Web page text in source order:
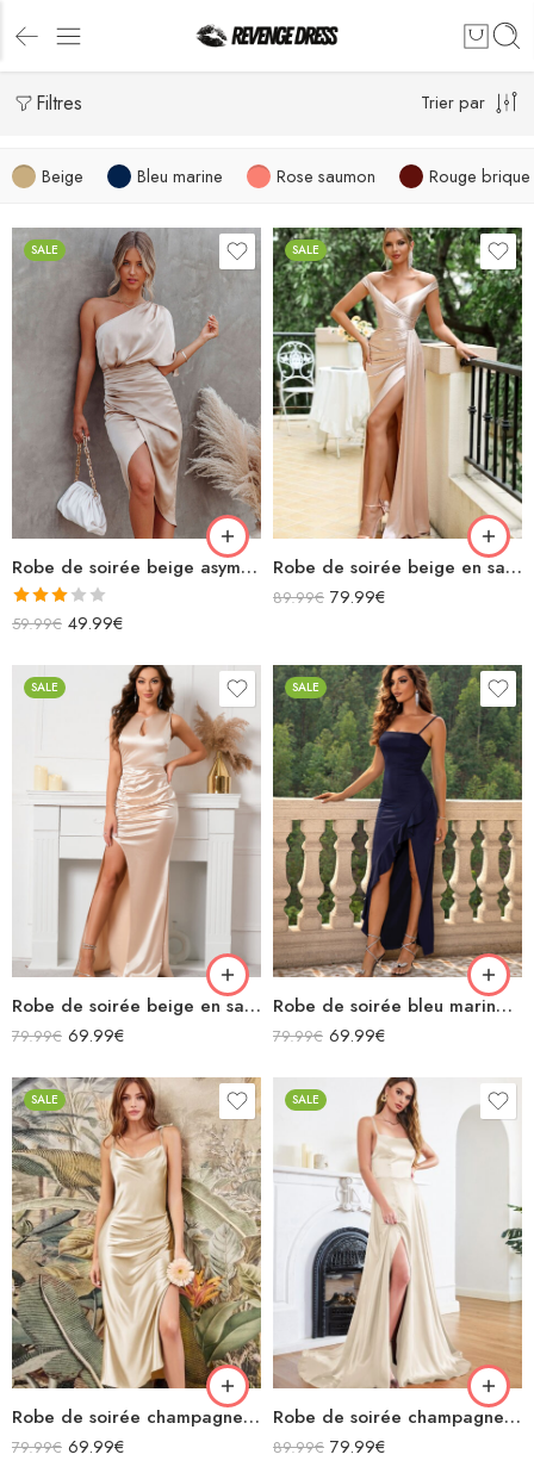
Filtres Trier par
Beige Bleu marine Rose saumon Rouge brique
SALE
Robe de soirée beige asymétrique en satin
Note
sur 5
59.99€ 49.99€
SALE
Robe de soirée beige en satin longue épaules dénudées décolleté fendue
89.99€ 79.99€
SALE
Robe de soirée beige en satin longue fendue sans manches
79.99€ 69.99€
SALE
Robe de soirée bleu marine en satin longue bretelles spaghettis fendue à volants col carré
79.99€ 69.99€
SALE
Robe de soirée champagne en satin col bénitier mi longue fendue à bretelles sans manches
79.99€ 69.99€
SALE
Robe de soirée champagne en satin décolleté carré longue fendue sirène
89.99€ 79.99€